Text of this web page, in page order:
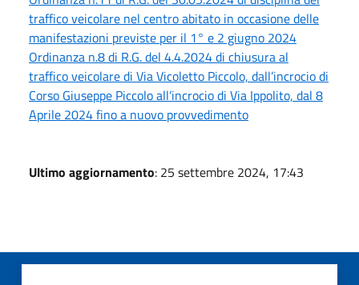
traffico veicolare nel centro abitato in occasione delle
manifestazioni previste per il 1° e 2 giugno 2024
Ordinanza n.8 di R.G. del 4.4.2024 di chiusura al
traffico veicolare di Via Vicoletto Piccolo, dall’incrocio di
Corso Giuseppe Piccolo all’incrocio di Via Ippolito, dal 8
Aprile 2024 fino a nuovo provvedimento
Ultimo aggiornamento: 25 settembre 2024, 17:43